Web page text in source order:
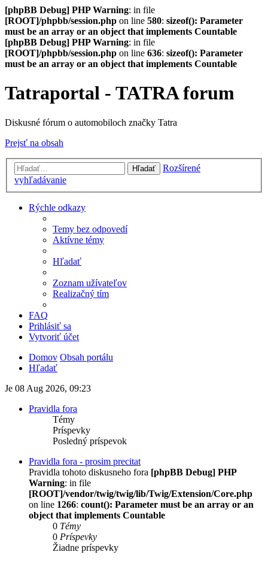
[phpBB Debug] PHP Warning: in file
[ROOT]/phpbb/session.php on line 580: sizeof(): Parameter
must be an array or an object that implements Countable
[phpBB Debug] PHP Warning: in file
[ROOT]/phpbb/session.php on line 636: sizeof(): Parameter
must be an array or an object that implements Countable
Tatraportal - TATRA forum
Diskusné fórum o automobiloch značky Tatra
Prejsť na obsah
Hľadať
Rozšírené
vyhľadávanie
Rýchle odkazy
Temy bez odpovedí
Aktívne témy
Hľadať
Zoznam užívateľov
Realizačný tím
FAQ
Prihlásiť sa
Vytvoriť účet
Domov Obsah portálu
Hľadať
Je 08 Aug 2026, 09:23
Pravidla fora
Témy
Príspevky
Posledný príspevok
Pravidla fora - prosim precitat
Pravidla tohoto diskusneho fora [phpBB Debug] PHP
Warning: in file
[ROOT]/vendor/twig/twig/lib/Twig/Extension/Core.php
on line 1266: count(): Parameter must be an array or an
object that implements Countable
0 Témy
0 Príspevky
Žiadne príspevky